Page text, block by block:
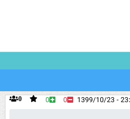
0 0 0
23:29 -